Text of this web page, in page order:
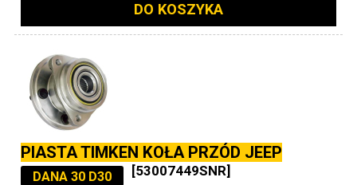
DO KOSZYKA
PIASTA TIMKEN KOŁA PRZÓD JEEP
DANA 30 D30 [53007449SNR]